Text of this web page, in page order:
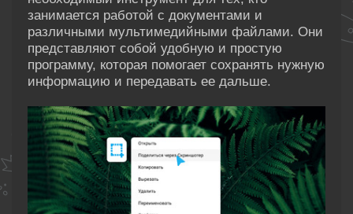
занимается работой с документами и
различными мультимедийными файлами. Они
представляют собой удобную и простую
программу, которая помогает сохранять нужную
информацию и передавать ее дальше.